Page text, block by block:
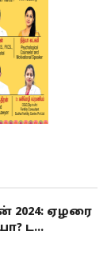
2024: ஏழரை
ட...